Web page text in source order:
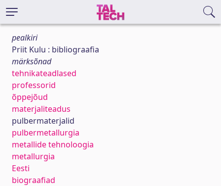
pealkiri
Priit Kulu : bibliograafia
märksõnad
tehnikateadlased
professorid
õppejõud
materjaliteadus
pulbermaterjalid
pulbermetallurgia
metallide tehnoloogia
metallurgia
Eesti
biograafiad